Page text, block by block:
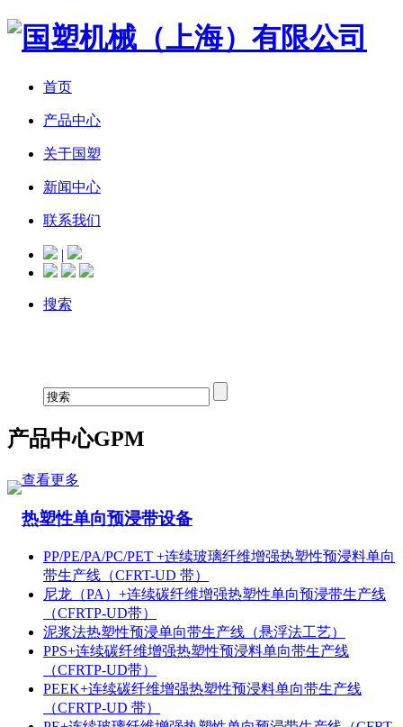
首页
产品中心
关于国塑
新闻中心
联系我们
|
搜索
产品中心GPM
查看更多
热塑性单向预浸带设备
PP/PE/PA/PC/PET +连续玻璃纤维增强热塑性预浸料单向
带生产线（CFRT-UD 带）
尼龙（PA）+连续碳纤维增强热塑性单向预浸带生产线
（CFRTP-UD带）
泥浆法热塑性预浸单向带生产线（悬浮法工艺）
PPS+连续碳纤维增强热塑性预浸料单向带生产线
（CFRTP-UD带）
PEEK+连续碳纤维增强热塑性预浸料单向带生产线
（CFRTP-UD 带）